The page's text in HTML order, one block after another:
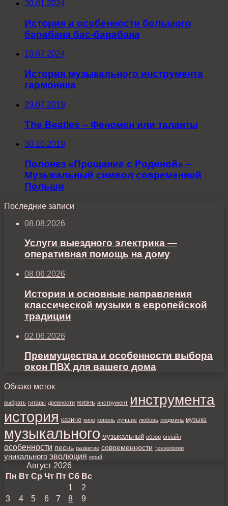
30.01.2024
История и особенности большого
барабана бас-барабана
10.07.2024
История музыкального инструмента
гармоника
29.07.2019
The Beatles – Феномен или таланты
30.10.2019
Полонез «Прощание с Родиной» –
Музыкальный символ современной
Польши
Последние записи
08.08.2026
Услуги выездного электрика —
оперативная помощь на дому
08.06.2026
История и основные направления
классической музыки в европейской
традиции
02.06.2026
Преимущества и особенности выбора
окон ПВХ для вашего дома
Облако меток
выбрать гитары древности жизнь инструмент инструмента
история казино кино король лучшие любовь людмила музыка
музыкального музыкальный обзор онлайн
особенности песнь развитие современности технологии
уникального эволюция юрий
Август 2026
Пн Вт Ср Чт Пт Сб Вс
1
2
3
4 5 6 7 8
9